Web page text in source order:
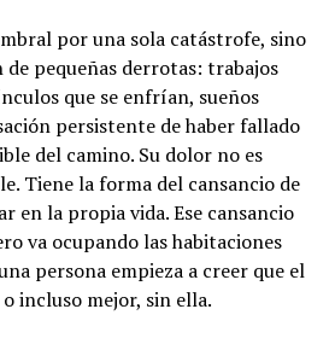
por una sola catástrofe, sino
pequeñas derrotas: trabajos
que se enfrían, sueños
persistente de haber fallado
del camino. Su dolor no es
Tiene la forma del cansancio de
en la propia vida. Ese cansancio
va ocupando las habitaciones
persona empieza a creer que el
incluso mejor, sin ella.